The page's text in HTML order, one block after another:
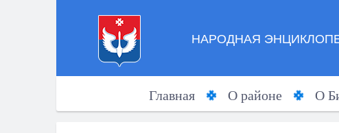
НАРОДНАЯ
Главная О районе О